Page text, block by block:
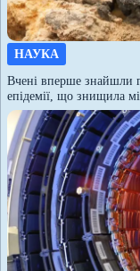
НАУКА
Вчені вперше знайшли
епідемії, що знищила